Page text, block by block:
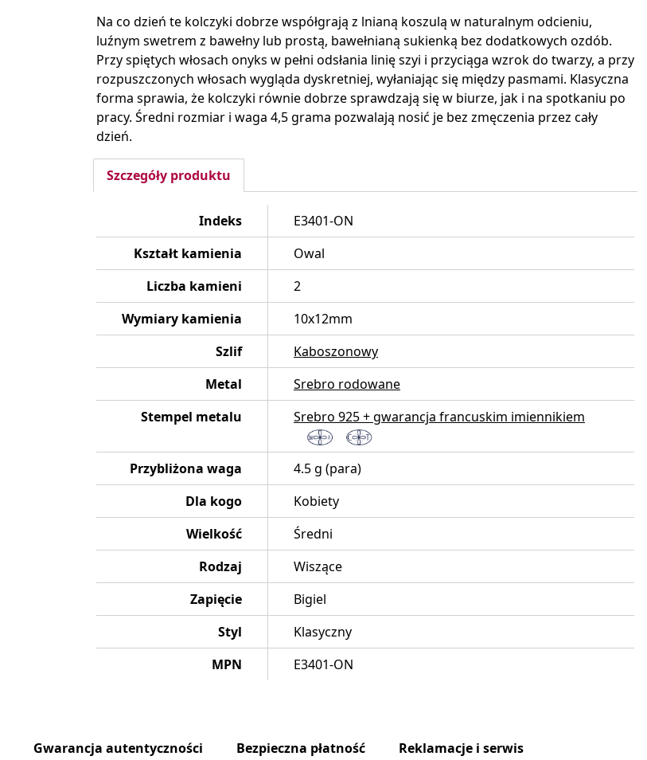
Na co dzień te kolczyki dobrze współgrają z lnianą koszulą w naturalnym odcieniu,
luźnym swetrem z bawełny lub prostą, bawełnianą sukienką bez dodatkowych ozdób.
Przy spiętych włosach onyks w pełni odsłania linię szyi i przyciąga wzrok do twarzy, a przy
rozpuszczonych włosach wygląda dyskretniej, wyłaniając się między pasmami. Klasyczna
forma sprawia, że kolczyki równie dobrze sprawdzają się w biurze, jak i na spotkaniu po
pracy. Średni rozmiar i waga 4,5 grama pozwalają nosić je bez zmęczenia przez cały
dzień.
Szczegóły produktu
Indeks
E3401-ON
Kształt kamienia
Owal
Liczba kamieni
2
Wymiary kamienia
10x12mm
Szlif
Kaboszonowy
Metal
Srebro rodowane
Stempel metalu
Srebro 925 + gwarancja francuskim imiennikiem
Przybliżona waga
4.5 g (para)
Dla kogo
Kobiety
Wielkość
Średni
Rodzaj
Wiszące
Zapięcie
Bigiel
Styl
Klasyczny
MPN
E3401-ON
Gwarancja autentyczności Bezpieczna płatność Reklamacje i serwis